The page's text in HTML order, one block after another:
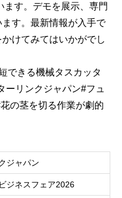
ます。デモを展示、専門
す。最新情報が入手で
けてみてはいかがでし
できる機械タスカッタ
ーリンクジャパン#フュ
の茎を切る作業が劇的
ジャパン
ジネスフェア2026